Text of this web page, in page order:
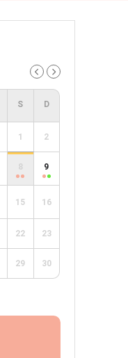
1 2
8 9
15 16
22 23
29 30